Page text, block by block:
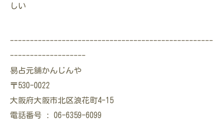
しい
---------------------------------------------------
-------------------
易占元舖かんじんや
〒530-0022
大阪府大阪市北区浪花町4-15
電話番号 : 06-6359-6099